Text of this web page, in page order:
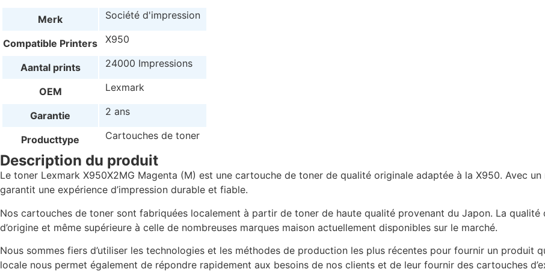
Merk
Société d'impression
Compatible Printers X950
Aantal prints 24000 Impressions
OEM Lexmark
Garantie 2 ans
Producttype Cartouches de toner
Description du produit
Le toner Lexmark X950X2MG Magenta (M) est une cartouche de toner de qualité originale adaptée à la X950. Avec
garantit une expérience d’impression durable et fiable.
Nos cartouches de toner sont fabriquées localement à partir de toner de haute qualité provenant du Japon. La
d’origine et même supérieure à celle de nombreuses marques maison actuellement disponibles sur le marché.
Nous sommes fiers d’utiliser les technologies et les méthodes de production les plus récentes pour fournir un produit
locale nous permet également de répondre rapidement aux besoins de nos clients et de leur fournir des cartouches